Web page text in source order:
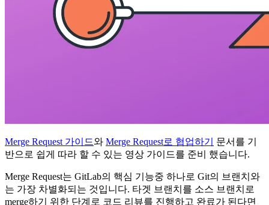
Merge Request 가이드와 Merge Request로 협업하기
문서를 기
반으로 쉽게 따라 할 수 있는 영상 가이드를 준비 했습니다.
Merge Request는 GitLab의 핵심 기능중 하나로 Git의 브랜치와
는 가장 차별화되는 것입니다. 타겟 브랜치를 소스 브랜치로
merge하기 위한 단계로 코드 리뷰를 진행하고 완료가 된다면